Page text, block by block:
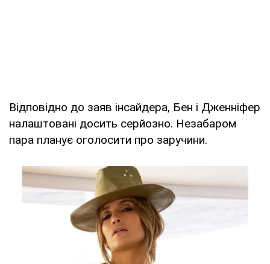
Відповідно до заяв інсайдера, Бен і Дженніфер
налаштовані досить серйозно. Незабаром
пара планує оголосити про заручини.